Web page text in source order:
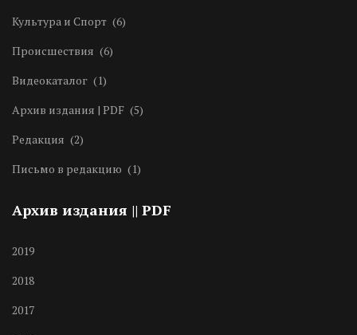
Культура и Спорт (6)
Происшествия (6)
Видеокаталог (1)
Архив издания | PDF (5)
Редакция (2)
Письмо в редакцию (1)
Архив издания || PDF
2019
2018
2017